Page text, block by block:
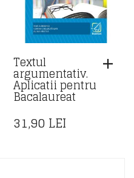
Textul
argumentativ.
Aplicatii pentru
Bacalaureat
31,90 LEI